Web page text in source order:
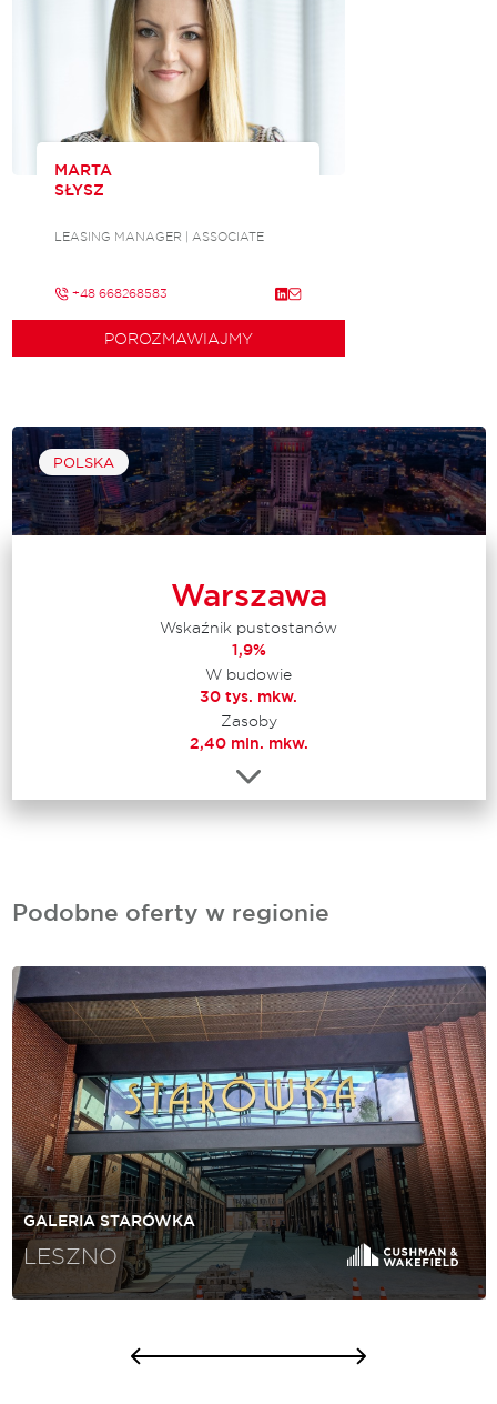
MARTA
SŁYSZ
LEASING MANAGER | ASSOCIATE
+48 668268583
POROZMAWIAJMY
POLSKA
Warszawa
Wskaźnik pustostanów
1,9%
W budowie
30 tys. mkw.
Zasoby
2,40 mln. mkw.
Podobne oferty w regionie
GALERIA STARÓWKA
LESZNO